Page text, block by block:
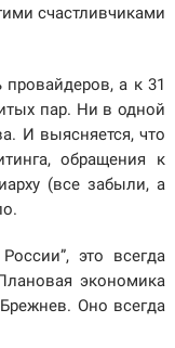
счастливчиками
а к 31
пар. Ни в одной
И выясняется, что
обращения к
(все забыли, а
это всегда
экономика
Оно всегда